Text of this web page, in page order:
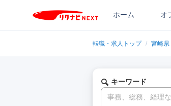
ホーム オ
転職・求人トップ / 宮崎県
キーワード